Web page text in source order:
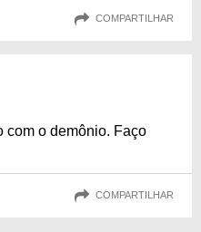
COMPARTILHAR
com o demônio. Faço
COMPARTILHAR